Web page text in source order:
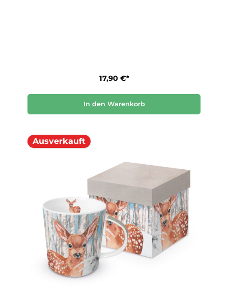
17,90 €*
In den Warenkorb
Ausverkauft